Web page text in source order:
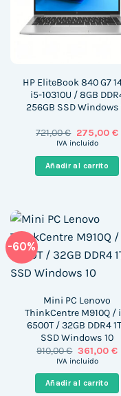
HP EliteBook 840 G7
i5-10310U / 8GB
256GB SSD Windows
721,00€ El
precio
era:
721,00 €.
275,00 €El
IVA incluido
Añadir al carrito
-60%
Mini PC Lenovo
ThinkCentre M910Q /
6500T / 32GB DDR4
SSD Windows 10
910,00€ El
precio
era:
910,00 €.
361,00 €El
IVA incluido
Añadir al carrito